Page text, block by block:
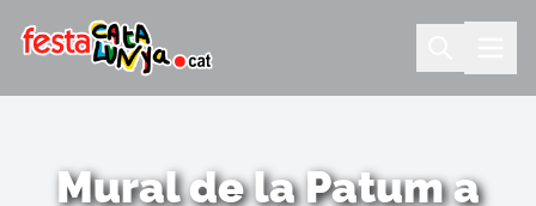
Mural de la Patum a